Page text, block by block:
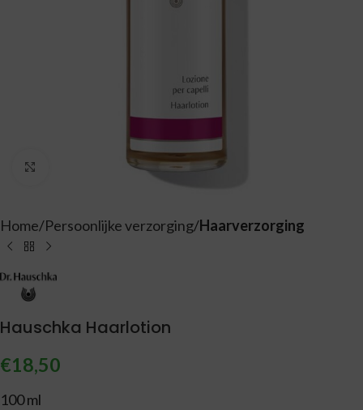
Home Persoonlijke verzorging Haarverzorging
Hauschka Haarlotion
€18,50
100 ml